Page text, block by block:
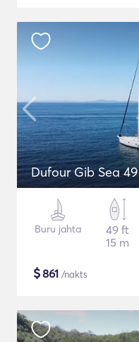
Dufour Gib Sea 49
Buru jahta
49 ft
15 m
$861 /nakts